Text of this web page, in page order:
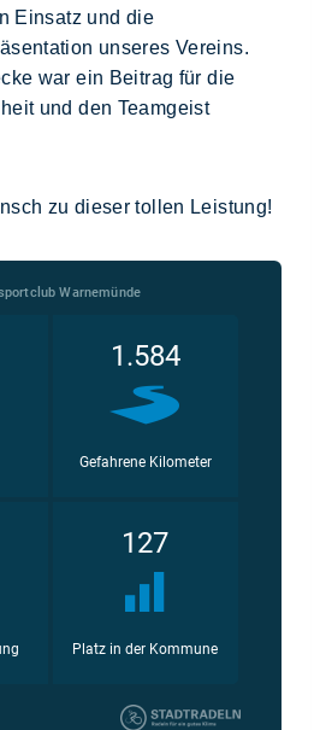
Einsatz und die
unseres Vereins.
war ein Beitrag für die
und den Teamgeist
zu dieser tollen Leistung!